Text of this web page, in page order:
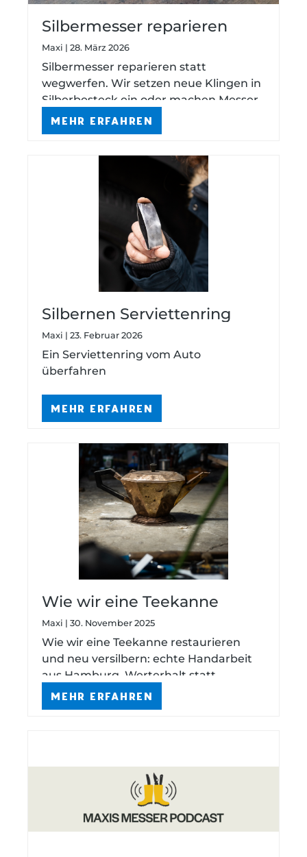
Silbermesser reparieren
lassen
Maxi | 28. März 2026
Silbermesser reparieren statt
wegwerfen. Wir setzen neue Klingen in
Silberbesteck ein oder machen Messer
spülmaschinenfest. Fachwerkstatt in
Hamburg – deutschlandweiter Service.
MEHR ERFAHREN
Silbernen Serviettenring
reparieren — kann man das
noch retten?
Maxi | 23. Februar 2026
Ein Serviettenring vom Auto
überfahren
MEHR ERFAHREN
Wie wir eine Teekanne
retten – und warum guter
Tee eine gute Kanne
verdient
Maxi | 30. November 2025
Wie wir eine Teekanne restaurieren
und neu versilbern: echte Handarbeit
aus Hamburg, Werterhalt statt
Austausch, transparent erklärt – von
der Reinigung bis zum
MEHR ERFAHREN